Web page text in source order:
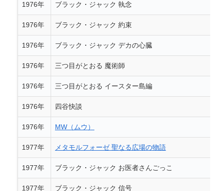
1976年 ブラック・ジャック 執念
1976年 ブラック・ジャック 約束
1976年 ブラック・ジャック デカの心臓
1976年 三つ目がとおる 魔術師
1976年 三つ目がとおる イースター島編
1976年 四谷快談
1976年 MW（ムウ）
1977年 メタモルフォーゼ 聖なる広場の物語
1977年 ブラック・ジャック お医者さんごっこ
1977年 ブラック・ジャック 信号